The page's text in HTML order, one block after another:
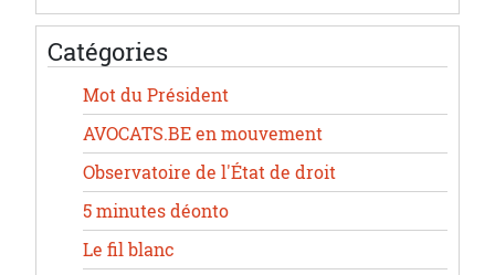
Catégories
Mot du Président
AVOCATS.BE en mouvement
Observatoire de l'État de droit
5 minutes déonto
Le fil blanc